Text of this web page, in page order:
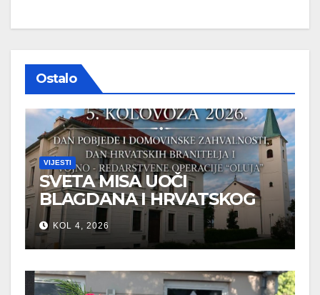
Ostalo
VIJESTI
SVETA MISA UOČI
BLAGDANA I HRVATSKOG
PRAZNIKA SLOBODE
KOL 4, 2026